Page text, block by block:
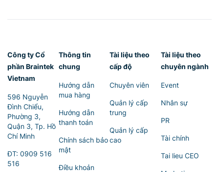
Công ty Cổ
phần Braintek
Vietnam
596 Nguyễn
Đình Chiểu,
Phường 3,
Quận 3, Tp. Hồ
Chí Minh
ĐT: 0909 516
516
Thông tin
chung
Hướng dẫn
mua hàng
Hướng dẫn
thanh toán
Chính sách bảo
mật
Điều khoản
Tài liệu theo
cấp độ
Chuyên viên
Quản lý cấp
trung
Quản lý cấp
cao
Tài liệu theo
chuyên ngành
Event
Nhân sự
PR
Tài chính
Tai lieu CEO